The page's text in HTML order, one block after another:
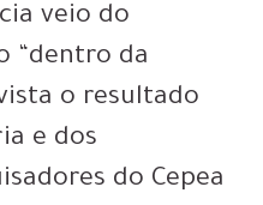
veio do
“dentro da
o resultado
e dos
do Cepea